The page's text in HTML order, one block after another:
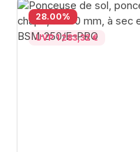
28.00
Réduction
%
UVP 1 283,32 €